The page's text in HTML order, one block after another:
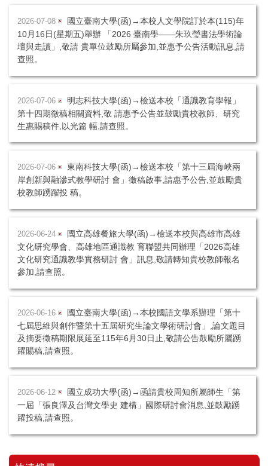
2026-07-08
國立臺南大學(函)→本校人文學院訂於本(115)年
10月16日(星期五)舉辦 「2026 臺南學——朱玖瑩書法學術論
壇與走讀」,敬請 貴單位鼓勵所屬參加,並惠予公告活動訊息,請
查照。
2026-07-06
明志科技大學(函)→檢送本校「通識教育學報」
第十四期徵稿相關資料,敬 請惠予公告並鼓勵貴校教師、研究
生惠賜稿件,以光篇 幅,請查照。
2026-07-06
東南科技大學(函)→檢送本校「第十三屆海峽兩
岸創新與融滲式教學研討 會」徵稿啟事,請惠予公告,並鼓勵貴
校教師踴躍投 稿。
2026-06-24
國立高雄餐旅大學(函)→檢送本校與高雄市高雄
文化研究學會、高雄地區通識教 育聯盟共同辦理「2026高雄
文化研究通識教學實務研討 會」訊息,敬請轉知貴校教師報名
參加,請查照。
2026-06-16
國立臺南大學(函)→本校國語文學系辦理「第十
七屆思維與創作暨第十五屆研究生論文學術研討會」,論文題目
及摘要徵稿期限展延至115年6月30日止,敬請公告鼓勵所屬踴
躍賜稿,請查照。
2026-06-12
國立成功大學(函)→函請貴校周知所屬師生「第
一屆「張良澤及台灣文學史 建構」國際研討會消息,並鼓勵踴
躍投稿,請查照。